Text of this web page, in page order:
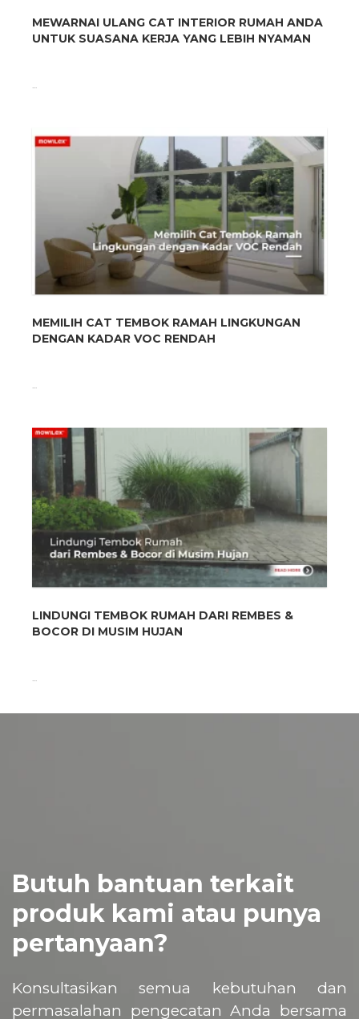
MEWARNAI ULANG CAT INTERIOR RUMAH ANDA
UNTUK SUASANA KERJA YANG LEBIH NYAMAN
...
MEMILIH CAT TEMBOK RAMAH LINGKUNGAN
DENGAN KADAR VOC RENDAH
LINDUNGI TEMBOK RUMAH DARI REMBES &
BOCOR DI MUSIM HUJAN
...
Butuh bantuan terkait
produk kami atau punya
pertanyaan?
Konsultasikan semua kebutuhan dan
permasalahan pengecatan Anda bersama